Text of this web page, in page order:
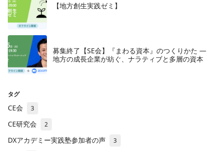
【地方創生実践ゼミ】
募集終了【SE会】『まわる資本』のつくりかた —
地方の成長企業が紡ぐ、ナラティブと多層の資本
タグ
CE会 3
CE研究会 2
DXアカデミー実践塾参加者の声 3